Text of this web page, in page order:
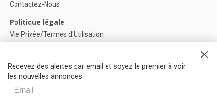
Recevez des alertes par email et soyez le premier à voir
les nouvelles annonces
Contactez-Nous
Politique légale
Vie Privée/Termes d'Utilisation
Paramètres des cookies
Aide